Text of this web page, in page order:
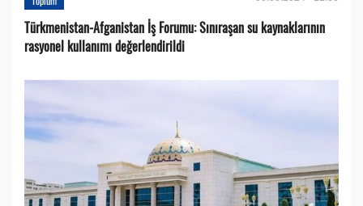
Türkmenistan-Afganistan İş Forumu: Sınıraşan su kaynaklarının
rasyonel kullanımı değerlendirildi